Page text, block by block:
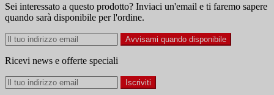
Sei interessato a questo prodotto? Inviaci un'email e ti faremo sapere
quando sarà disponibile per l'ordine.
Avvisami quando disponibile
Ricevi news e offerte speciali